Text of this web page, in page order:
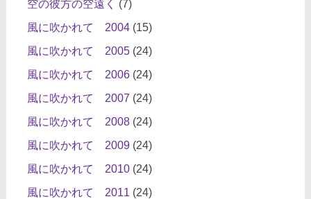
空の彼方の空遠く
(7)
風に吹かれて 2004(15)
風に吹かれて 2005(24)
風に吹かれて 2006(24)
風に吹かれて 2007 (24)
風に吹かれて 2008(24)
風に吹かれて 2009(24)
風に吹かれて 2010(24)
風に吹かれて 2011 (24)